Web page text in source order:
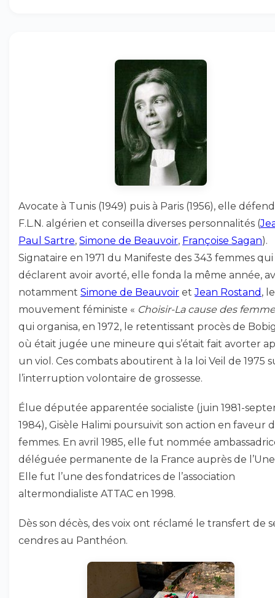
Avocate à Tunis (1949) puis à Paris (1956), elle
F.L.N. algérien et conseilla diverses personnalités (
Paul Sartre, Simone de Beauvoir, Françoise Sagan).
Signataire en 1971 du Manifeste des 343 femmes qui
déclarent avoir avorté, elle fonda la même année,
notamment Simone de Beauvoir etJean Rostand , le
mouvement féministe « Choisir-La cause des
qui organisa, en 1972, le retentissant procès de
où était jugée une mineure qui s’était fait avorter
un viol. Ces combats aboutirent à la loi Veil de 1975
l’interruption volontaire de grossesse.
Élue députée apparentée socialiste (juin 1981-
1984), Gisèle Halimi poursuivit son action en faveur
femmes. En avril 1985, elle fut nommée
déléguée permanente de la France auprès de
Elle fut l’une des fondatrices de l’association
altermondialiste ATTAC en 1998.
Dès son décès, des voix ont réclamé le transfert de
cendres au Panthéon.